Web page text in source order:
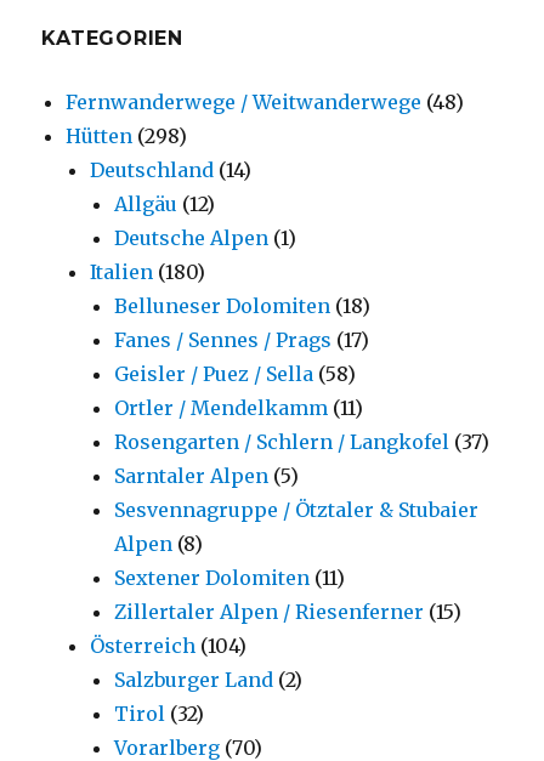
KATEGORIEN
Fernwanderwege / Weitwanderwege (48)
Hütten (298)
Deutschland (14)
Allgäu (12)
Deutsche Alpen (1)
Italien (180)
Belluneser Dolomiten (18)
Fanes / Sennes / Prags (17)
Geisler / Puez / Sella (58)
Ortler / Mendelkamm (11)
Rosengarten / Schlern / Langkofel (37)
Sarntaler Alpen (5)
Sesvennagruppe / Ötztaler & Stubaier
Alpen (8)
Sextener Dolomiten (11)
Zillertaler Alpen / Riesenferner (15)
Österreich (104)
Salzburger Land (2)
Tirol (32)
Vorarlberg (70)